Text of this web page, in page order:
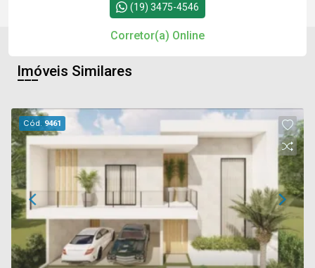
(19) 3475-4546
Corretor(a) Online
Imóveis Similares
Cód. 9461